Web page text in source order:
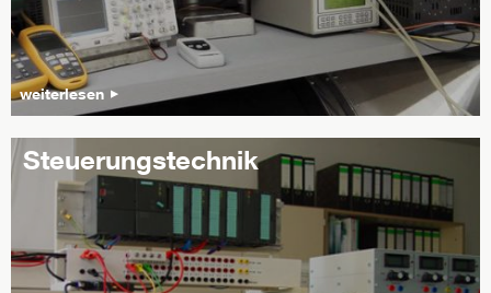
weiterlesen
Steuerungstechnik